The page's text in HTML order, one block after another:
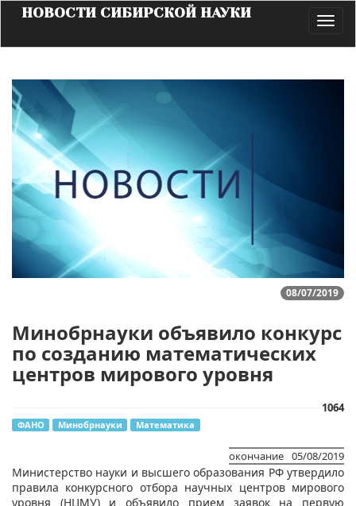
НОВОСТИ СИБИРСКОЙ НАУКИ
08/07/2019
Минобрнауки объявило конкурс
по созданию математических
центров мирового уровня
1064
ФАНО Минобрнауки Математика
окончание 05/08/2019
​Министерство науки и высшего образования РФ утвердило
правила конкурсного отбора научных центров мирового
уровня (НЦМУ) и объявило прием заявок на первую